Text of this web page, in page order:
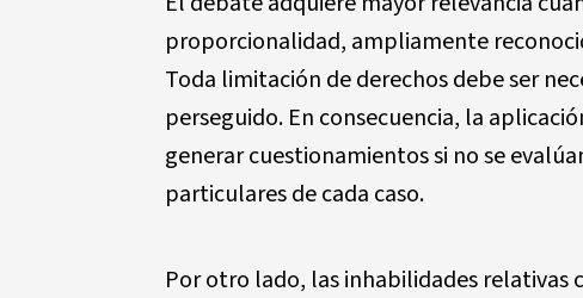
proporcionalidad, ampliamente
Toda limitación de derechos debe ser
perseguido. En consecuencia, la
generar cuestionamientos si no se
particulares de cada caso.
Por otro lado, las inhabilidades